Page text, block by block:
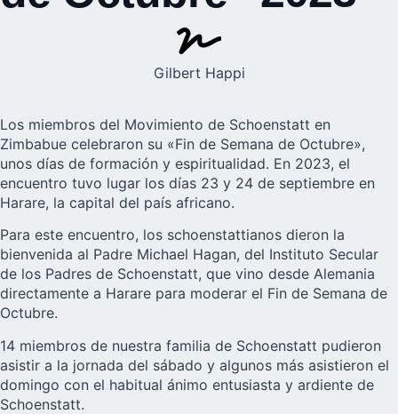
Gilbert Happi
Los miembros del Movimiento de Schoenstatt en
Zimbabue celebraron su «Fin de Semana de Octubre»,
unos días de formación y espiritualidad. En 2023, el
encuentro tuvo lugar los días 23 y 24 de septiembre en
Harare, la capital del país africano.
Para este encuentro, los schoenstattianos dieron la
bienvenida al Padre Michael Hagan, del Instituto Secular
de los Padres de Schoenstatt, que vino desde Alemania
directamente a Harare para moderar el Fin de Semana de
Octubre.
14 miembros de nuestra familia de Schoenstatt pudieron
asistir a la jornada del sábado y algunos más asistieron el
domingo con el habitual ánimo entusiasta y ardiente de
Schoenstatt.